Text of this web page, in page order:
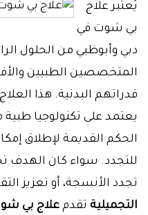
يُعتبر علاج
بي شوت في
دبي وأبوظبي من الحلول
المتخصصين الطبيين
قدراتهم البدنية. هذا
يعتمد على تكنولوجيا
الحكم القديمة لإطلاق
للتجدد. سواء كان الهدف
تجدد الأنسجة، أو تعزيز
التجميلية تقدم علاج بي